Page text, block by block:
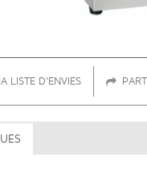
LISTE D'ENVIES